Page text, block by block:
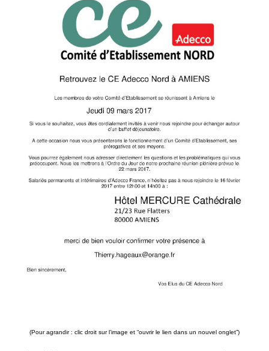
(Pour agrandir : clic droit sur l’image et “ouvrir le lien dans un nouvel onglet”)